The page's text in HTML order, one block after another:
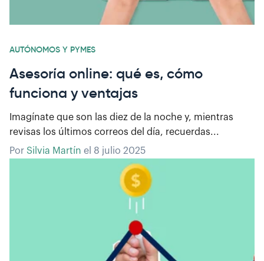
AUTÓNOMOS Y PYMES
Asesoría online: qué es, cómo
funciona y ventajas
Imagínate que son las diez de la noche y, mientras
revisas los últimos correos del día, recuerdas...
Por Silvia Martín el 8 julio 2025